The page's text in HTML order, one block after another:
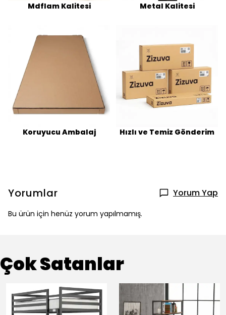
Mdflam Kalitesi Metal Kalitesi
Koruyucu Ambalaj Hızlı ve Temiz Gönderim
Yorumlar Yorum Yap
Bu ürün için henüz yorum yapılmamış.
Çok Satanlar